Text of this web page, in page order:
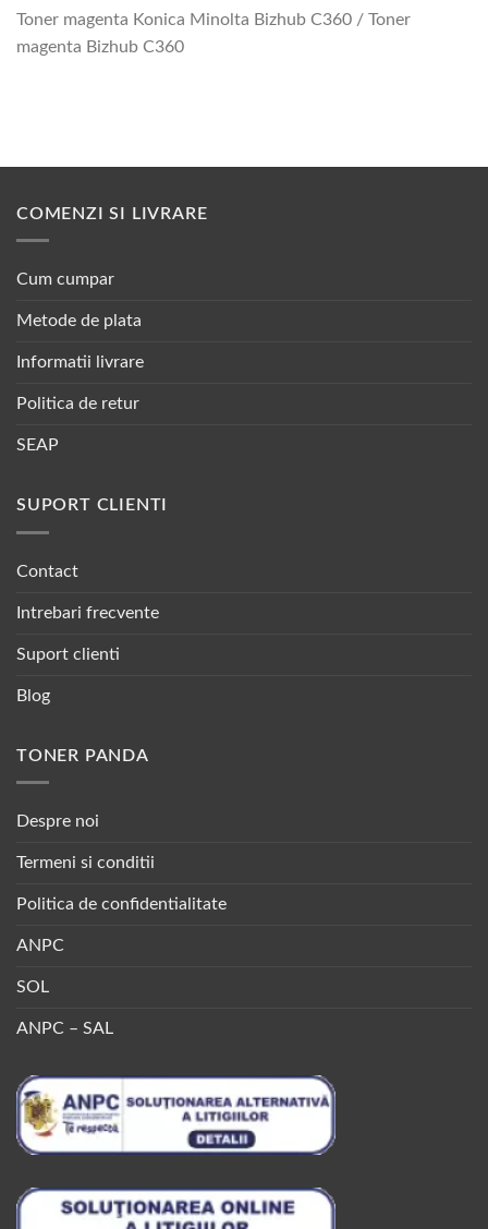
Toner magenta Konica Minolta Bizhub C360 / Toner
magenta Bizhub C360
COMENZI SI LIVRARE
Cum cumpar
Metode de plata
Informatii livrare
Politica de retur
SEAP
SUPORT CLIENTI
Contact
Intrebari frecvente
Suport clienti
Blog
TONER PANDA
Despre noi
Termeni si conditii
Politica de confidentialitate
ANPC
SOL
ANPC – SAL